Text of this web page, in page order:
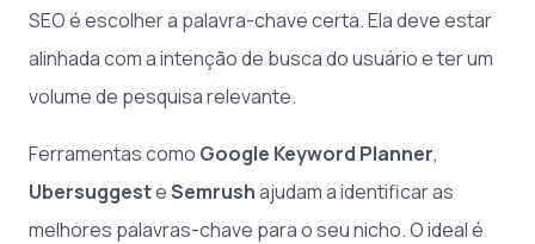
SEO é escolher a palavra-chave certa. Ela deve estar
alinhada com a intenção de busca do usuário e ter um
volume de pesquisa relevante.
Ferramentas como Google Keyword Planner,
UbersuggesteSemrushajudam a identificar as
melhores palavras-chave para o seu nicho. O ideal é